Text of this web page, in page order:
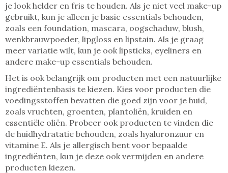
je look helder en fris te houden. Als je niet veel make-up
gebruikt, kun je alleen je basic essentials behouden,
zoals een foundation, mascara, oogschaduw, blush,
wenkbrauwpoeder, lipgloss en lipstain. Als je graag
meer variatie wilt, kun je ook lipsticks, eyeliners en
andere make-up essentials behouden.
Het is ook belangrijk om producten met een natuurlijke
ingrediëntenbasis te kiezen. Kies voor producten die
voedingsstoffen bevatten die goed zijn voor je huid,
zoals vruchten, groenten, plantoliën, kruiden en
essentiële oliën. Probeer ook producten te vinden die
de huidhydratatie behouden, zoals hyaluronzuur en
vitamine E. Als je allergisch bent voor bepaalde
ingrediënten, kun je deze ook vermijden en andere
producten kiezen.